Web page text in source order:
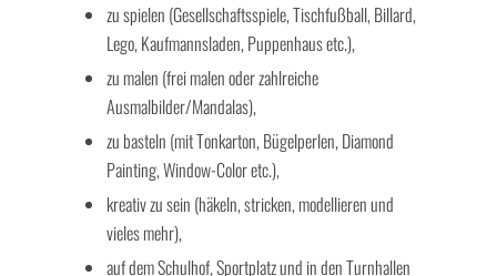
zu spielen (Gesellschaftsspiele, Tischfußball, Billard,
Lego, Kaufmannsladen, Puppenhaus etc.),
zu malen (frei malen oder zahlreiche
Ausmalbilder/Mandalas),
zu basteln (mit Tonkarton, Bügelperlen, Diamond
Painting, Window-Color etc.),
kreativ zu sein (häkeln, stricken, modellieren und
vieles mehr),
auf dem Schulhof, Sportplatz und in den Turnhallen